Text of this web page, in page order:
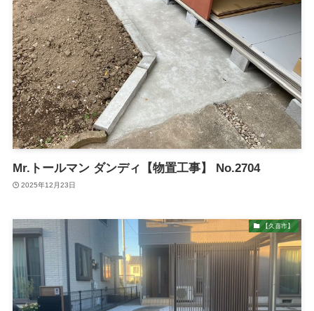
Mr.トールマン ダンディ【物置工事】 No.2704
2025年12月23日
【久喜市】